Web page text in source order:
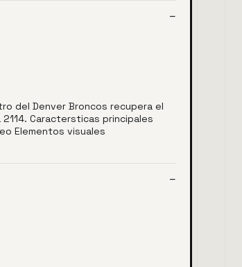
del Denver Broncos recupera el
Caractersticas principales
Elementos visuales